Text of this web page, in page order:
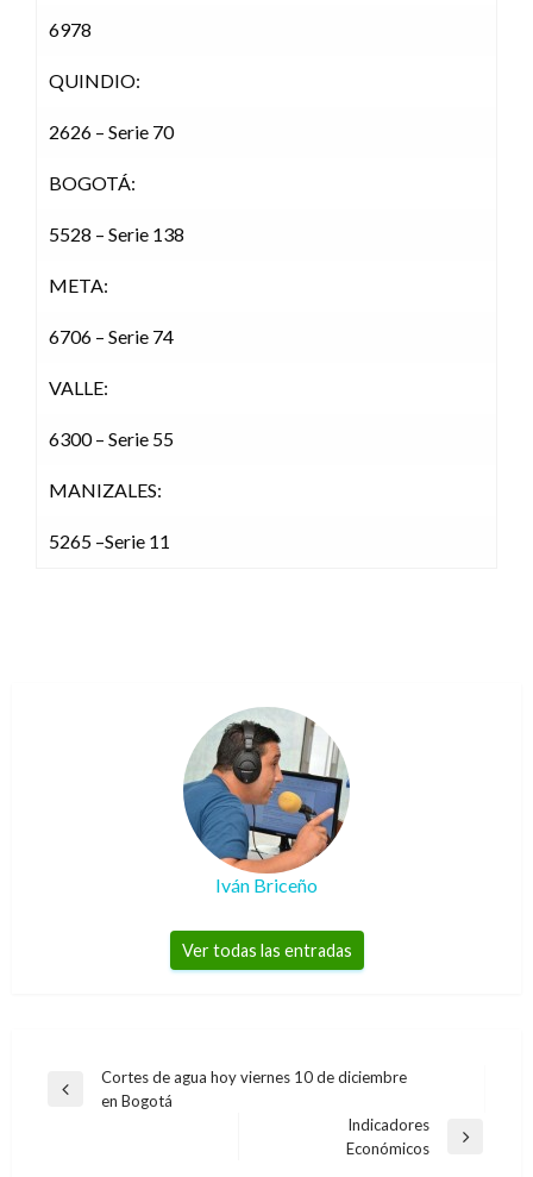
6978
QUINDIO:
2626 – Serie 70
BOGOTÁ:
5528 – Serie 138
META:
6706 – Serie 74
VALLE:
6300 – Serie 55
MANIZALES:
5265 –Serie 11
Iván Briceño
Ver todas las entradas
Navegación
Entrada
Cortes de agua hoy viernes 10 de diciembre
en Bogotá
Indicadores
Económicos